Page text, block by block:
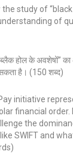
study of
of
होल के अवशेषों”
है। (150 शब्द)
initiative
financial order.
the
SWIFT and